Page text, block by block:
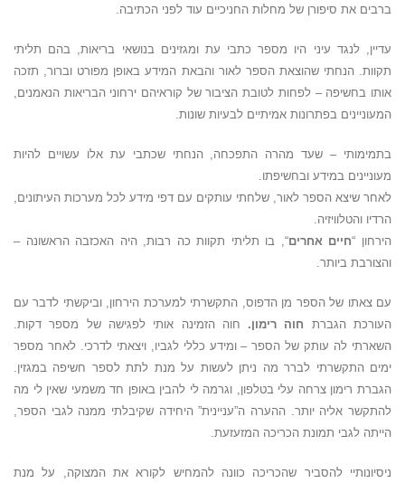
ברבים את סיפורן של מחלות החניכיים עוד לפני הכתיבה.
עדיין, לנגד עיני היו מספר כתבי עת ומגזינים בנושאי בריאות, בהם תליתי
תקוות. הנחתי שהוצאת הספר לאור והבאת המידע באופן מפורט וברור, תזכה
אותו בחשיפה – לפחות לטובת הציבור של קוראיהם ירחוני הבריאות הנאמנים,
המעוניינים בפתרונות אמיתיים לבעיות שונות.
בתמימותי – שעד מהרה התפכחה, הנחתי שכתבי עת אלו עשויים להיות
מעוניינים במידע ובחשיפתו.
לאחר שיצא הספר לאור, שלחתי עותקים עם דפי מידע לכל מערכות העיתונים,
הרדיו והטלוויזיה.
הירחון “חיים אחרים“, בו תליתי תקוות כה רבות, היה האכזבה הראשונה –
והצורבת ביותר.
עם צאתו של הספר מן הדפוס, התקשרתי למערכת הירחון, וביקשתי לדבר עם
העורכת הגברת חוה רימון. חוה הזמינה אותי לפגישה של מספר דקות.
השארתי לה עותק של הספר – ומידע כללי לגביו, ויצאתי לדרכי. לאחר מספר
ימים התקשרתי לברר מה ניתן לעשות על מנת לתת לספר חשיפה במגזין.
הגברת רימון צרחה עלי בטלפון, וגרמה לי להבין באופן חד משמעי שאין לי מה
להתקשר אליה יותר. ההערה ה”עניינית” היחידה שקיבלתי ממנה לגבי הספר,
הייתה לגבי תמונת הכריכה המזעזעת.
ניסיונותיי להסביר שהכריכה כוונה להמחיש לקורא את המצוקה, על מנת